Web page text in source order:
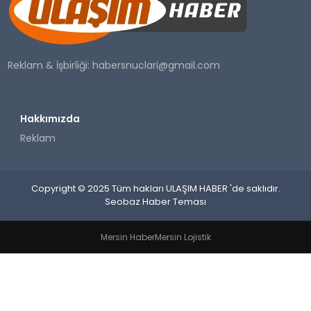
SAĞLIK
YAŞAM
Reklam & İşbirliği:habersnuclari@gmail.com
Hakkımızda
Reklam
Copyright © 2025 Tüm hakları ULAŞIM HABER 'de saklıdır.
Seobaz Haber Teması
Mersin HaberMersin Lojistik